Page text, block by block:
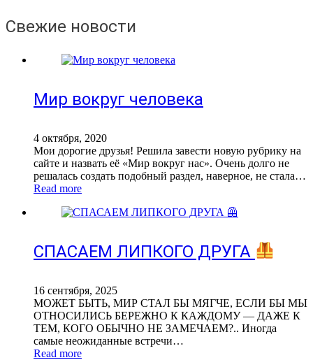
Свежие новости
Мир вокруг человека
4 октября, 2020
Мои дорогие друзья! Решила завести новую рубрику на
сайте и назвать её «Мир вокруг нас». Очень долго не
решалась создать подобный раздел, наверное, не стала…
Read more
СПАСАЕМ ЛИПКОГО ДРУГА
16 сентября, 2025
МОЖЕТ БЫТЬ, МИР СТАЛ БЫ МЯГЧЕ, ЕСЛИ БЫ МЫ
ОТНОСИЛИСЬ БЕРЕЖНО К КАЖДОМУ — ДАЖЕ К
ТЕМ, КОГО ОБЫЧНО НЕ ЗАМЕЧАЕМ?.. Иногда
самые неожиданные встречи…
Read more